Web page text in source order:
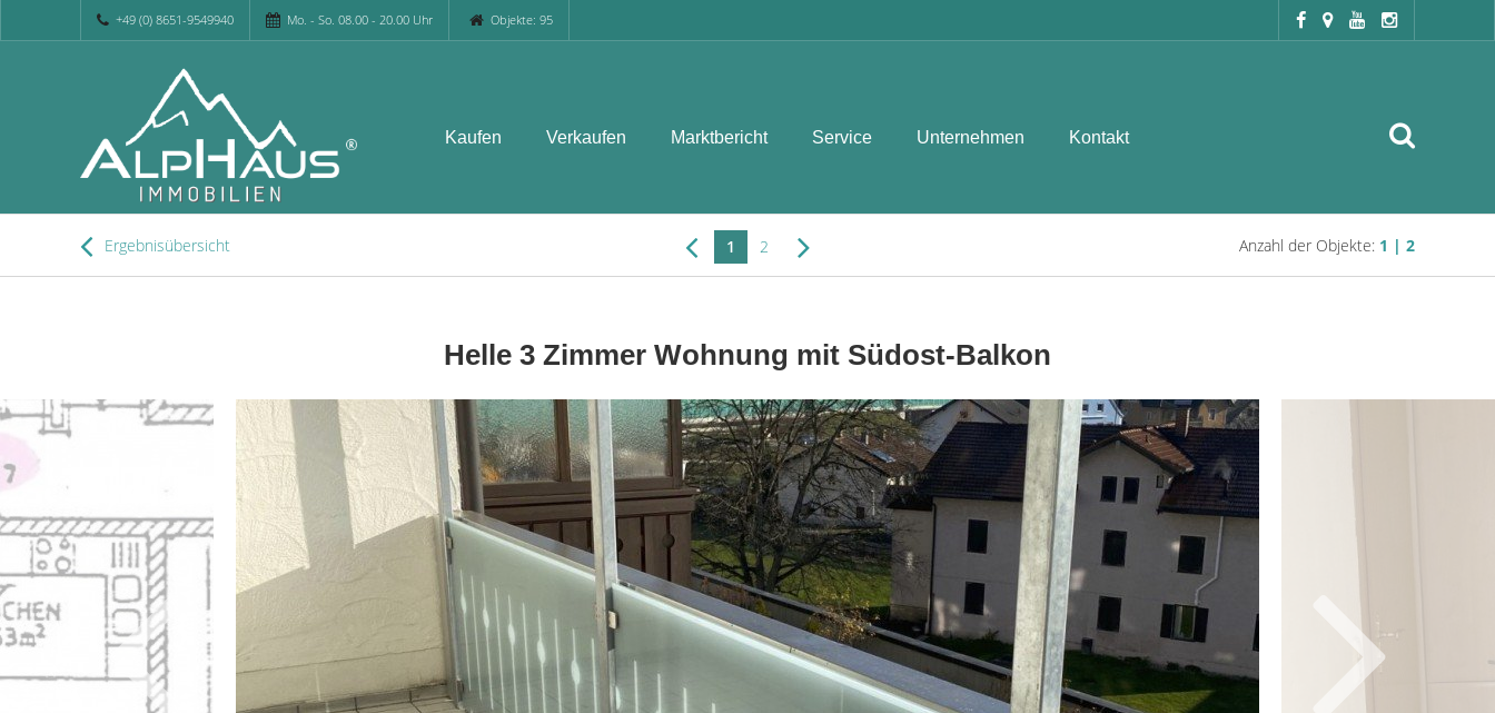
+49 (0) 8651-9549940 Mo. - So. 08.00 - 20.00 Uhr Objekte: 95
Kaufen Verkaufen Marktbericht Service Unternehmen Kontakt
Ergebnisübersicht 1 2 Anzahl der Objekte: 1 | 2
Helle 3 Zimmer Wohnung mit Südost-Balkon